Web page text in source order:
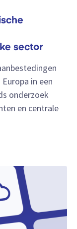
sector
in een
onderzoek
en centrale